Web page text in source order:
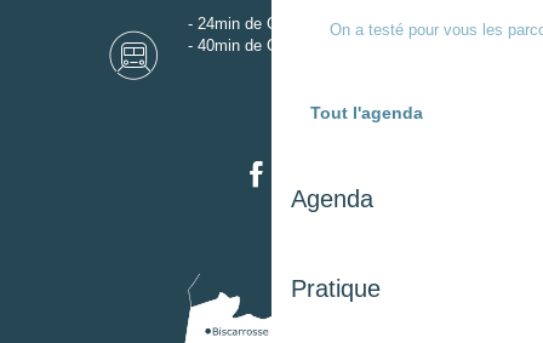
On a testé pour vous les
Tout l'agenda
Agenda
Pratique
- 24min de Gare de Dax
- 40min de Gare de Mont-de-Marsan